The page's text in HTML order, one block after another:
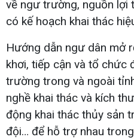
về ngư trường, nguồn lợi
có kế hoạch khai thác
Hướng dẫn ngư dân mở
khơi, tiếp cận và tổ chức
trường trong và ngoài
nghề khai thác và kích
động khai thác thủy sản
đội… để hỗ trợ nhau